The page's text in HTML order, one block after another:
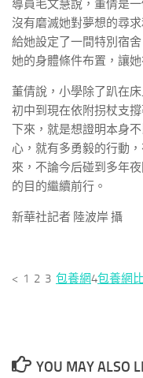
導員毛文慧說，董倩是
沒有磨滅她對夢想的尋
給她設定了一間特別宿
她的身體條件布置，讓
董倩說，小學除了趴在
初中到現在依附拐杖支
下來，就是想證明本身
心，就有多勇毅的行動
來，不論今后碰到多年
的目的繼續前行。
新華社記者 陸波岸 攝
< 1 2 3 包養網4包養網
YOU MAY ALSO